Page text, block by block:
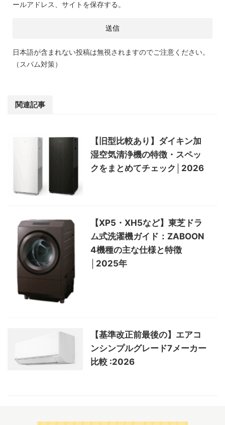
ールアドレス、サイトを保存する。
日本語が含まれない投稿は無視されますのでご注意ください。
（スパム対策）
関連記事
【旧型比較あり】ダイキン加
湿空気清浄機の特徴・スペッ
クをまとめてチェック│2026
【XP5・XH5など】東芝ドラ
ム式洗濯機ガイド：ZABOON
4機種の主な仕様と特徴
│2025年
【基準改正前最後の】エアコ
ンシンプルグレード7メーカー
比較 :2026